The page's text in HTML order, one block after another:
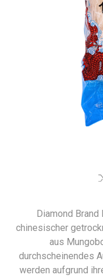
Diamond
chinesischer
aus
durchscheinendes
werden aufgrund